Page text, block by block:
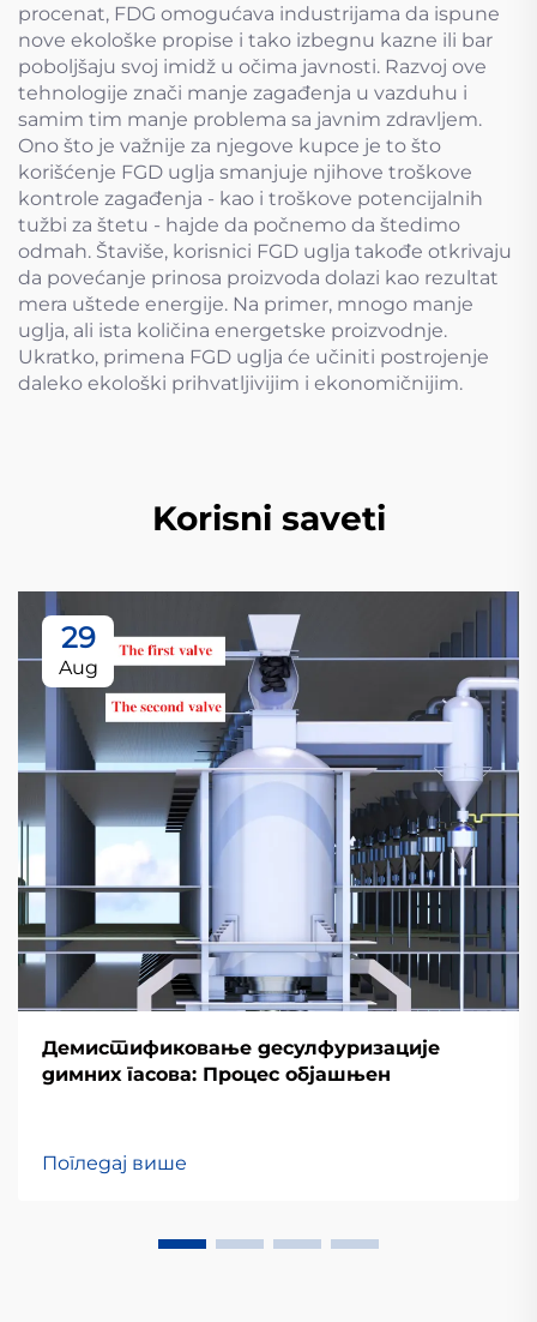
procenat, FDG omogućava industrijama da ispune
nove ekološke propise i tako izbegnu kazne ili bar
poboljšaju svoj imidž u očima javnosti. Razvoj ove
tehnologije znači manje zagađenja u vazduhu i
samim tim manje problema sa javnim zdravljem.
Ono što je važnije za njegove kupce je to što
korišćenje FGD uglja smanjuje njihove troškove
kontrole zagađenja - kao i troškove potencijalnih
tužbi za štetu - hajde da počnemo da štedimo
odmah. Štaviše, korisnici FGD uglja takođe otkrivaju
da povećanje prinosa proizvoda dolazi kao rezultat
mera uštede energije. Na primer, mnogo manje
uglja, ali ista količina energetske proizvodnje.
Ukratko, primena FGD uglja će učiniti postrojenje
daleko ekološki prihvatljivijim i ekonomičnijim.
Korisni saveti
29
Aug
Демистификовање десулфуризације
димних гасова: Процес објашњен
Погледај више